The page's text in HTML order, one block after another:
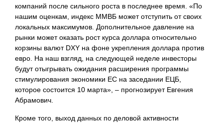
компаний после сильного роста в последнее время. «По
нашим оценкам, индекс ММВБ может отступить от своих
локальных максимумов. Дополнительное давление на
рынки может оказать рост курса доллара относительно
корзины валют DXY на фоне укрепления доллара против
евро. На наш взгляд, на следующей неделе инвесторы
будут отыгрывать ожидания расширения программы
стимулирования экономики ЕС на заседании ЕЦБ,
которое состоится 10 марта», – прогнозирует Евгения
Абрамович.
Кроме того, выход данных по деловой активности